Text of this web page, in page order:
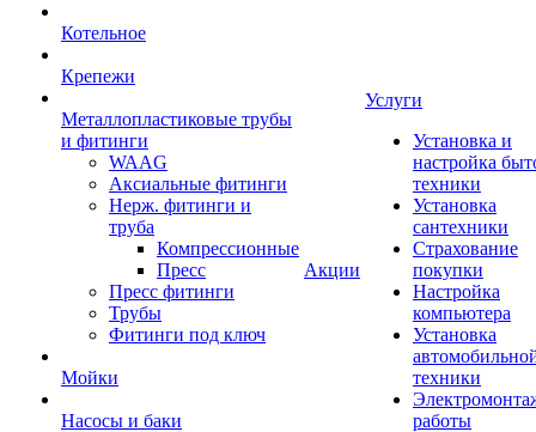
Котельное
Крепежи
Металлопластиковые трубы
и фитинги
WAAG
Аксиальные фитинги
Нерж. фитинги и
труба
Компрессионные
Пресс
Пресс фитинги
Трубы
Фитинги под ключ
Мойки
Насосы и баки
Акции
Услуги
Установка и
настройка
техники
Установка
сантехники
Страхование
покупки
Настройка
компьютера
Установка
техники
работы